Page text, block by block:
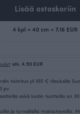
Lisää ostoskoriin
4 kpl = 40 cm = 7.16 EUR
alk. 4.90 EUR
toimitus yli 100 € tilauksille
pv
sekä kodin tuotteilla on
ja turvallisilla maksutavoilla.